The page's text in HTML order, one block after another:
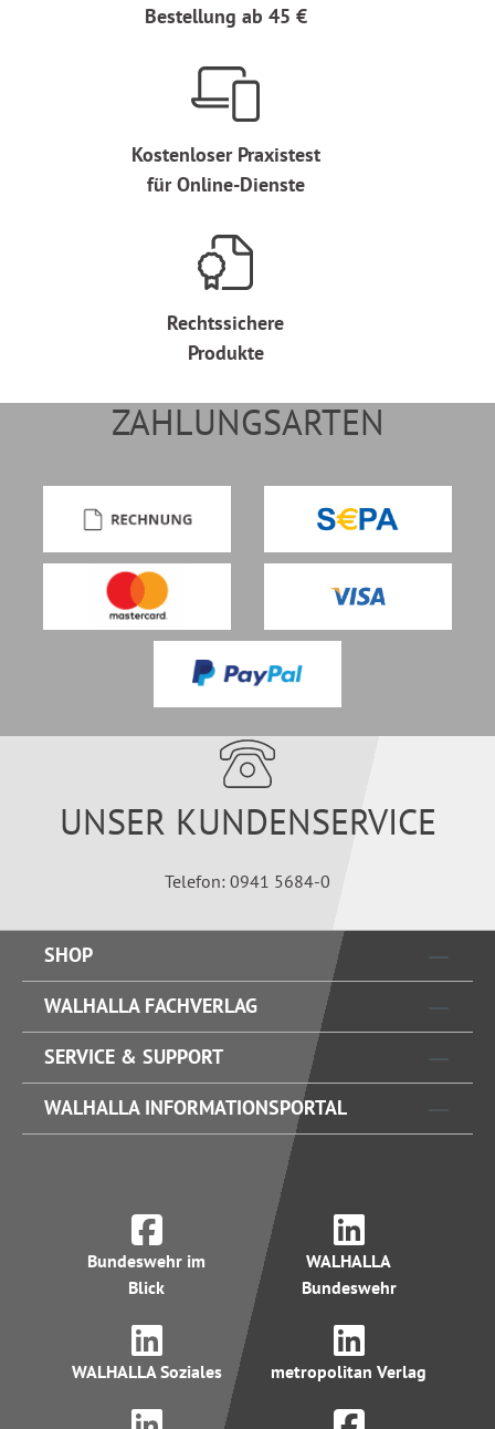
Bestellung ab 45 €
Kostenloser Praxistest
für Online-Dienste
Rechtssichere
Produkte
ZAHLUNGSARTEN
UNSER KUNDENSERVICE
Telefon: 0941 5684-0
SHOP
WALHALLA FACHVERLAG
SERVICE & SUPPORT
WALHALLA INFORMATIONSPORTAL
Bundeswehr im
Blick
WALHALLA
Bundeswehr
WALHALLA Soziales metropolitan Verlag